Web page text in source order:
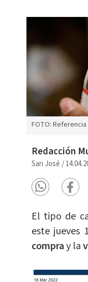
FOTO: Referencia
Redacción
San José /
El tipo de
este jueves
compray la